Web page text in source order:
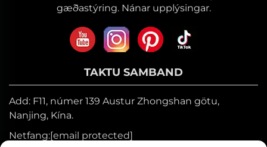
gæðastýring. Nánar upplýsingar.
TAKTU SAMBAND
Add: F11, númer 139 Austur Zhongshan götu,
Nanjing, Kína.
Netfang:[email protected]